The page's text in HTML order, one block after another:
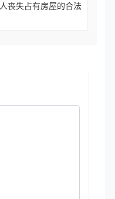
丧失占有房屋的合法